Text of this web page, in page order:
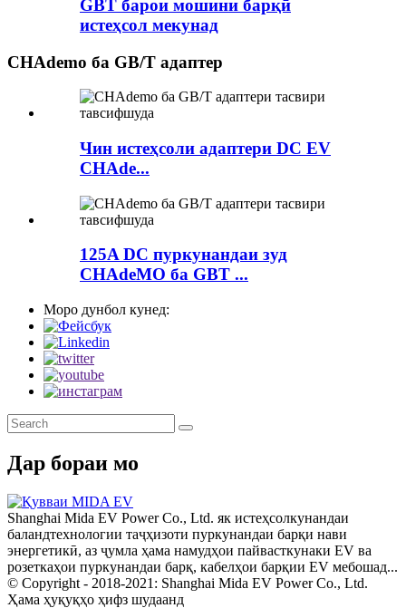
GBT барои мошини барқӣ
истеҳсол мекунад
CHAdemo ба GB/T адаптер
Чин истеҳсоли адаптери DC EV
CHAde...
125A DC пуркунандаи зуд
CHAdeMO ба GBT ...
Моро дунбол кунед:
Дар бораи мо
Shanghai Mida EV Power Co., Ltd. як истеҳсолкунандаи
баландтехнологии таҷҳизоти пуркунандаи барқи нави
энергетикӣ, аз ҷумла ҳама намудҳои пайвасткунаки EV ва
розеткаҳои пуркунандаи барқ, кабелҳои барқии EV мебошад...
© Copyright - 2018-2021: Shanghai Mida EV Power Co., Ltd.
Ҳама ҳуқуқҳо ҳифз шудаанд